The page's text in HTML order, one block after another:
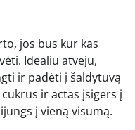
jos bus kur kas
Idealiu atveju,
ir padėti į šaldytuvą
ir actas įsigers į
į vieną visumą.